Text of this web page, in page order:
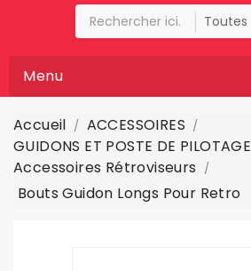
Menu
Accueil
ACCESSOIRES
GUIDONS ET POSTE DE PILOTAGE
Accessoires Rétroviseurs
Bouts Guidon Longs Pour Retro